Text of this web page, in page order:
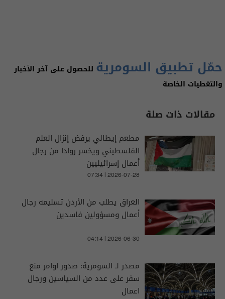
حمّل تطبيق السومرية للحصول على آخر الأخبار
والتغطيات الخاصة
مقالات ذات صلة
مطعم إيطالي يرفض إنزال العلم
الفلسطيني ويخسر روادا من رجال
أعمال إسرائيليين
07:34 | 2026-07-28
العراق يطلب من الأردن تسليمه رجال
أعمال ومسؤولين فاسدين
04:14 | 2026-06-30
مصدر لـ السومرية: صدور اوامر منع
سفر على عدد من السياسين ورجال
اعمال